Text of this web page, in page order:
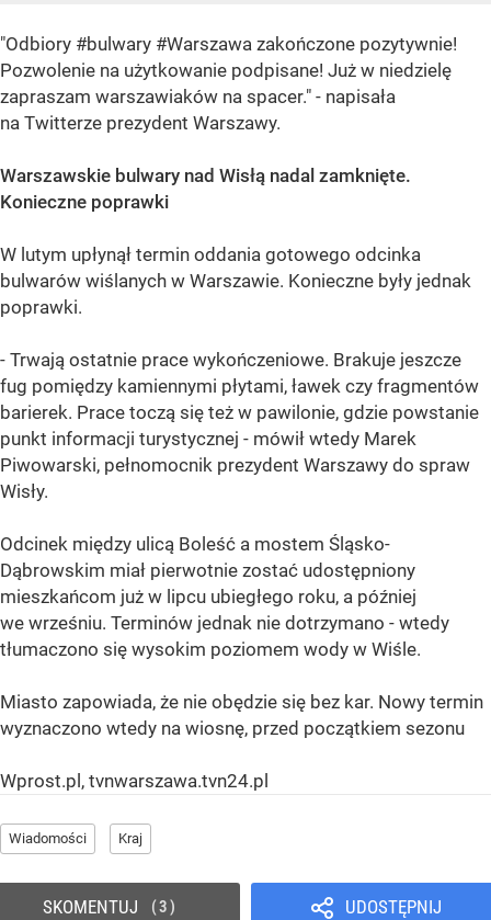
"Odbiory #bulwary #Warszawa zakończone pozytywnie!
Pozwolenie na użytkowanie podpisane! Już w niedzielę
zapraszam warszawiaków na spacer." - napisała
na Twitterze prezydent Warszawy.
Warszawskie bulwary nad Wisłą nadal zamknięte.
Konieczne poprawki
W lutym upłynął termin oddania gotowego odcinka
bulwarów wiślanych w Warszawie. Konieczne były jednak
poprawki.
- Trwają ostatnie prace wykończeniowe. Brakuje jeszcze
fug pomiędzy kamiennymi płytami, ławek czy fragmentów
barierek. Prace toczą się też w pawilonie, gdzie powstanie
punkt informacji turystycznej - mówił wtedy Marek
Piwowarski, pełnomocnik prezydent Warszawy do spraw
Wisły.
Odcinek między ulicą Boleść a mostem Śląsko-
Dąbrowskim miał pierwotnie zostać udostępniony
mieszkańcom już w lipcu ubiegłego roku, a później
we wrześniu. Terminów jednak nie dotrzymano - wtedy
tłumaczono się wysokim poziomem wody w Wiśle.
Miasto zapowiada, że nie obędzie się bez kar. Nowy termin
wyznaczono wtedy na wiosnę, przed początkiem sezonu
Wprost.pl, tvnwarszawa.tvn24.pl
Wiadomości Kraj
UDOSTĘPNIJ
SKOMENTUJ 3